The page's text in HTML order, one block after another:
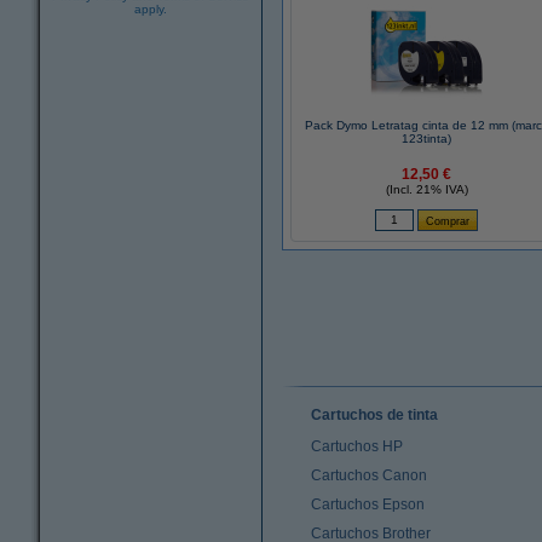
apply.
Pack Dymo Letratag cinta de 12 mm
123tinta)
12,50 €
(Incl. 21% IVA)
Cartuchos de tinta
Cartuchos HP
Cartuchos Canon
Cartuchos Epson
Cartuchos Brother